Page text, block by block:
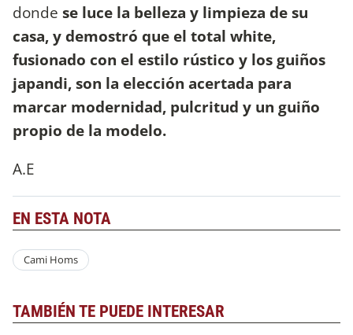
donde se luce la belleza y limpieza de su
casa, y demostró que el total white,
fusionado con el estilo rústico y los guiños
japandi, son la elección acertada para
marcar modernidad, pulcritud y un guiño
propio de la modelo.
A.E
EN ESTA NOTA
Cami Homs
TAMBIÉN TE PUEDE INTERESAR